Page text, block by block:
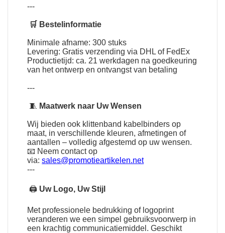
---
🛒 Bestelinformatie
Minimale afname: 300 stuks
Levering: Gratis verzending via DHL of FedEx
Productietijd: ca. 21 werkdagen na goedkeuring
van het ontwerp en ontvangst van betaling
---
🧵 Maatwerk naar Uw Wensen
Wij bieden ook klittenband kabelbinders op
maat, in verschillende kleuren, afmetingen of
aantallen – volledig afgestemd op uw wensen.
📧 Neem contact op
via:sales@promotieartikelen.net
---
🖨 Uw Logo, Uw Stijl
Met professionele bedrukking of logoprint
veranderen we een simpel gebruiksvoorwerp in
een krachtig communicatiemiddel. Geschikt